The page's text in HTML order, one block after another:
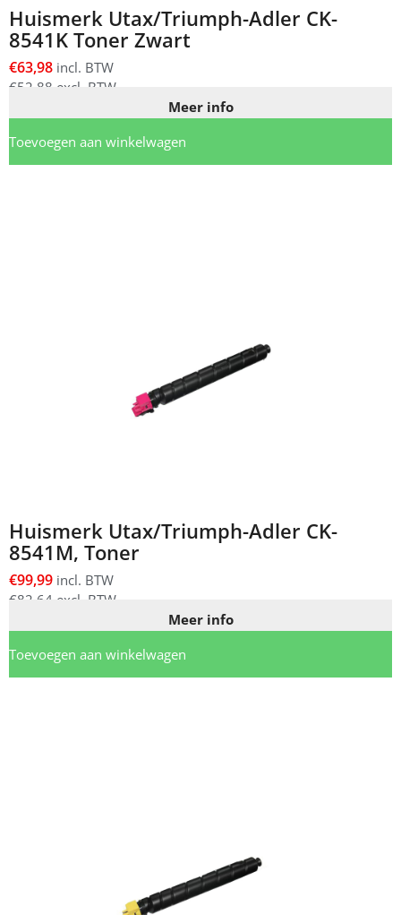
Huismerk Utax/Triumph-Adler CK-
8541K Toner Zwart
€63,98 incl. BTW
€52,88 excl. BTW
Meer info
Toevoegen aan winkelwagen
Huismerk Utax/Triumph-Adler CK-
8541M, Toner
€99,99 incl. BTW
€82,64 excl. BTW
Meer info
Toevoegen aan winkelwagen